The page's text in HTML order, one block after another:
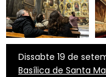
Dissabte 19 de
Basílica de Santa